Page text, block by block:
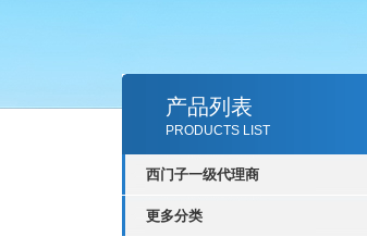
产品列表
PRODUCTS LIST
西门子一级代理商
更多分类